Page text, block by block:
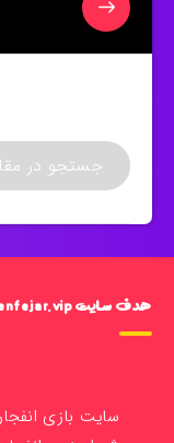
هدف سایت www.enfejar.vip
سایت بازی